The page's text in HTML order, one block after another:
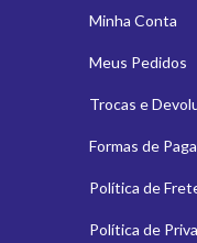
Minha Conta
Meus Pedidos
Trocas e
Formas de
Política de
Política de